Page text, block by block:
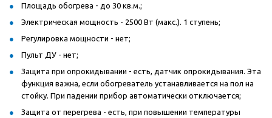
Площадь обогрева - до 30 кв.м.;
Электрическая мощность - 2500 Вт (макс.). 1 ступень;
Регулировка мощности - нет;
Пульт ДУ - нет;
Защита при опрокидывании - есть, датчик опрокидывания. Эта
функция важна, если обогреватель устанавливается на пол на
стойку. При падении прибор автоматически отключается;
Защита от перегрева - есть, при повышении температуры